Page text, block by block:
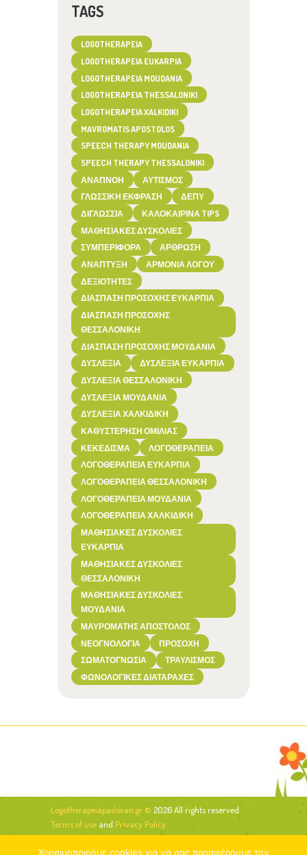
TAGS
LOGOTHERAPEIA
LOGOTHERAPEIA EUKARPIA
LOGOTHERAPEIA MOUDANIA
LOGOTHERAPEIA THESSALONIKI
LOGOTHERAPEIA XALKIDIKI
MAVROMATIS APOSTOLOS
SPEECH THERAPY MOUDANIA
SPEECH THERAPY THESSALONIKI
ΑΝΑΠΝΟΉ
ΑΥΤΙΣΜΌΣ
ΓΛΩΣΣΙΚΉ ΈΚΦΡΑΣΗ
ΔΕΠΥ
ΔΙΓΛΩΣΣΊΑ
ΚΑΛΟΚΑΙΡΙΝΆ TIPS
ΜΑΘΗΣΙΑΚΈΣ ΔΥΣΚΟΛΊΕΣ
ΣΥΜΠΕΡΙΦΟΡΆ
ΆΡΘΡΩΣΗ
ΑΝΆΠΤΥΞΗ
ΑΡΜΟΝΊΑ ΛΌΓΟΥ
ΔΕΞΙΌΤΗΤΕΣ
ΔΙΆΣΠΑΣΗ ΠΡΟΣΟΧΉΣ ΕΥΚΑΡΠΊΑ
ΔΙΆΣΠΑΣΗ ΠΡΟΣΟΧΉΣ
ΘΕΣΣΑΛΟΝΊΚΗ
ΔΙΆΣΠΑΣΗ ΠΡΟΣΟΧΉΣ ΜΟΥΔΑΝΙΆ
ΔΥΣΛΕΞΊΑ
ΔΥΣΛΕΞΊΑ ΕΥΚΑΡΠΊΑ
ΔΥΣΛΕΞΊΑ ΘΕΣΣΑΛΟΝΊΚΗ
ΔΥΣΛΕΞΊΑ ΜΟΥΔΑΝΙΆ
ΔΥΣΛΕΞΊΑ ΧΑΛΚΙΔΙΚΉ
ΚΑΘΥΣΤΈΡΗΣΗ ΟΜΙΛΊΑΣ
ΚΕΚΕΔΙΣΜΑ
ΛΟΓΟΘΕΡΑΠΕΊΑ
ΛΟΓΟΘΕΡΑΠΕΊΑ ΕΥΚΑΡΠΊΑ
ΛΟΓΟΘΕΡΑΠΕΊΑ ΘΕΣΣΑΛΟΝΊΚΗ
ΛΟΓΟΘΕΡΑΠΕΊΑ ΜΟΥΔΑΝΙΆ
ΛΟΓΟΘΕΡΑΠΕΊΑ ΧΑΛΚΙΔΙΚΉ
ΜΑΘΗΣΙΑΚΈΣ ΔΥΣΚΟΛΊΕΣ
ΕΥΚΑΡΠΊΑ
ΜΑΘΗΣΙΑΚΈΣ ΔΥΣΚΟΛΊΕΣ
ΘΕΣΣΑΛΟΝΊΚΗ
ΜΑΘΗΣΙΑΚΈΣ ΔΥΣΚΟΛΊΕΣ
ΜΟΥΔΑΝΙΆ
ΜΑΥΡΟΜΆΤΗΣ ΑΠΌΣΤΟΛΟΣ
ΝΕΟΓΝΟΛΟΓΊΑ
ΠΡΟΣΟΧΉ
ΣΩΜΑΤΟΓΝΩΣΊΑ
ΤΡΑΥΛΙΣΜΌΣ
ΦΩΝΟΛΟΓΙΚΈΣ ΔΙΑΤΑΡΑΧΈΣ
Logotherapeiapadovan.gr © 2026 All rights reserved.
Terms of use and Privacy Policy
Χρησιμοποιούμε cookies για να σας προσφέρουμε την